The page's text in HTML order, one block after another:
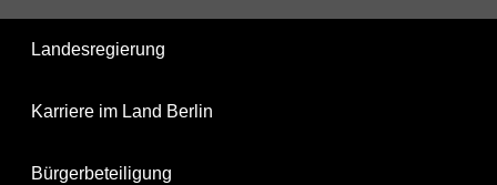
Landesregierung
Karriere im Land Berlin
Bürgerbeteiligung